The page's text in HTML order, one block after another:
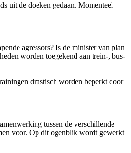
uit de doeken gedaan. Momenteel
agressors? Is de minister van plan
worden toegekend aan trein-, bus-
drastisch worden beperkt door
tussen de verschillende
voor. Op dit ogenblik wordt gewerkt